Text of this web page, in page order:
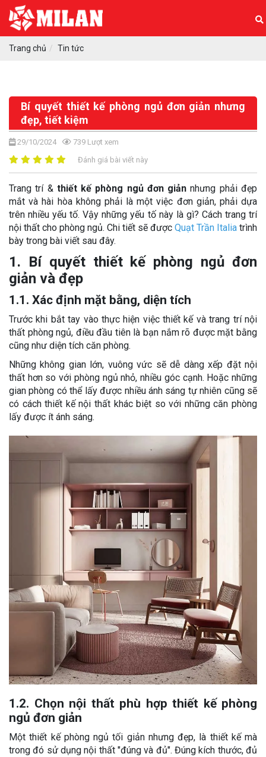
Trang chủ Tin tức
Bí quyết thiết kế phòng ngủ đơn giản nhưng
đẹp, tiết kiệm
29/10/2024 739 Lượt xem
Đánh giá bài viết này
Trang trí & thiết kế phòng ngủ đơn giản nhưng phải đẹp
mắt và hài hòa không phải là một việc đơn giản, phải dựa
trên nhiều yếu tố. Vậy những yếu tố này là gì? Cách trang trí
nội thất cho phòng ngủ. Chi tiết sẽ được Quạt Trần Italia trình
bày trong bài viết sau đây.
1. Bí quyết thiết kế phòng ngủ đơn
giản và đẹp
1.1. Xác định mặt bằng, diện tích
Trước khi bắt tay vào thực hiện việc thiết kế và trang trí nội
thất phòng ngủ, điều đầu tiên là bạn nắm rõ được mặt bằng
cũng như diện tích căn phòng.
Những không gian lớn, vuông vức sẽ dễ dàng xếp đặt nội
thất hơn so với phòng ngủ nhỏ, nhiều góc cạnh. Hoặc những
gian phòng có thể lấy được nhiều ánh sáng tự nhiên cũng sẽ
có cách thiết kế nội thất khác biệt so với những căn phòng
lấy được ít ánh sáng.
1.2. Chọn nội thất phù hợp thiết kế phòng
ngủ đơn giản
Một thiết kế phòng ngủ tối giản nhưng đẹp, là thiết kế mà
trong đó sử dụng nội thất "đúng và đủ". Đúng kích thước, đủ